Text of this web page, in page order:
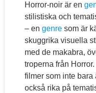
Horror-noir är en
stilistiska och
– en genre som är
skuggrika visuella
med de makabra,
troperna från
filmer som inte
också rika på